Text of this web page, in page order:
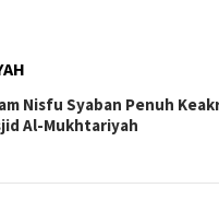
Nisfu Syaban Penuh
Al-Mukhtariyah